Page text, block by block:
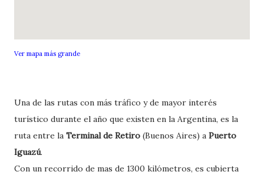
Ver mapa más grande
Una de las rutas con más tráfico y de mayor interés
turístico durante el año que existen en la Argentina, es la
ruta entre la Terminal de Retiro (Buenos Aires) a Puerto
Iguazú.
Con un recorrido de mas de 1300 kilómetros, es cubierta